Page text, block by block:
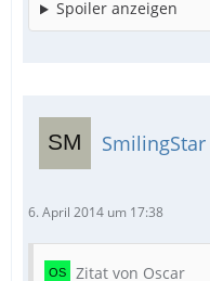
Spoiler anzeigen
SmilingStar
6. April 2014 um 17:38
Zitat von Oscar